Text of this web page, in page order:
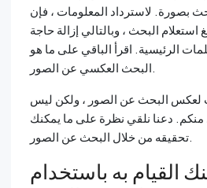
بصورة. لاسترداد المعلومات ، فإن
البحث ، وبالتالي إزالة حاجة
الرئيسية. اقرأ الباقي على ما هو
لعكس البحث عن الصور ، ولكن ليس
دعنا نلقي نظرة على ما يمكنك
القيام به باستخدام